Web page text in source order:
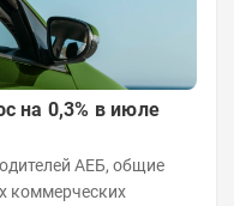
на 0,3% в июле
АЕБ, общие
коммерческих